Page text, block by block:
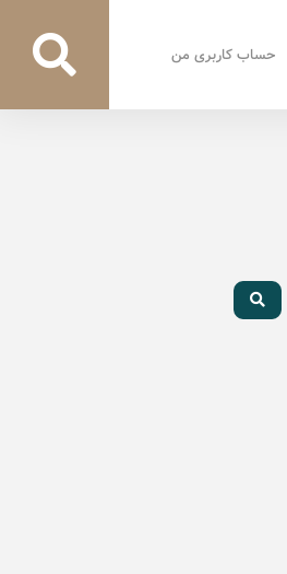
حساب کاربری من